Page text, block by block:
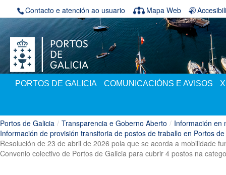
Volver ao contido
Contacto e atención ao usuario Mapa Web
PORTOS DE GALICIA COMUNICACIÓNS E AVISOS
Portos de Galicia / Transparencia e Goberno Aberto / Información en
Información de provisión transitoria de postos de traballo en Portos
Resolución de 23 de abril de 2026 pola que se acorda a mobilidade
Convenio colectivo de Portos de Galicia para cubrir 4 postos na